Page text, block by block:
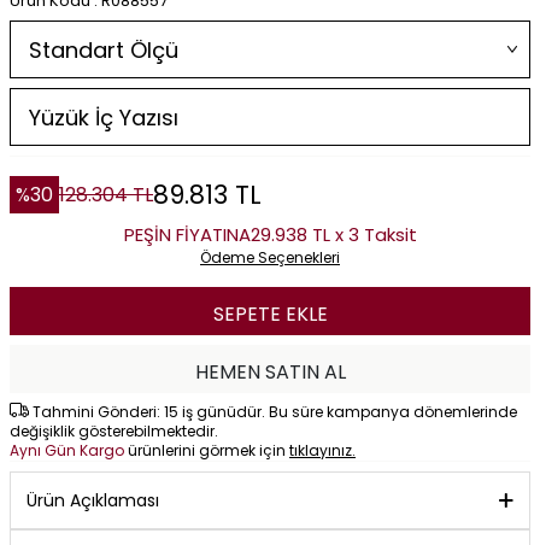
%30 128.304TL89.813 TL
PEŞİN FİYATINA29.938 TL x 3 Taksit
Ödeme Seçenekleri
SEPETE EKLE
HEMEN SATIN AL
Tahmini Gönderi: 15 iş günüdür. Bu süre kampanya dönemlerinde
değişiklik gösterebilmektedir.
Aynı Gün Kargoürünlerini görmek için tıklayınız.
Ürün Açıklaması